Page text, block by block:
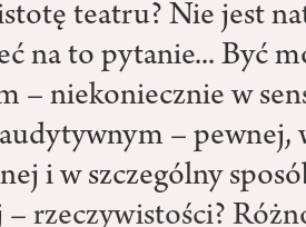
teatru? Nie jest
na to pytanie... Być
– niekoniecznie w
– pewnej,
i w szczególny
– rzeczywistości?